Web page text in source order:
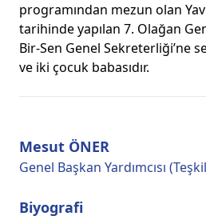
programından mezun olan
tarihinde yapılan 7. Olağan
Bir-Sen Genel Sekreterliği’ne
ve iki çocuk babasıdır.
Mesut ÖNER
Genel Başkan Yardımcısı
Biyografi